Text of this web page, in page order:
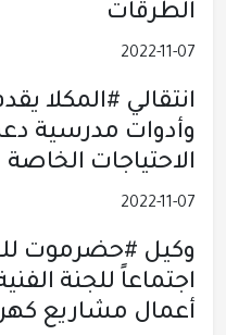
الطرقات
2022-11-07
انتقالي #المكلا
وأدوات مدرسية
الاحتياجات الخاصة
2022-11-07
وكيل #حضرموت
اجتماعاً للجنة
أعمال مشاريع